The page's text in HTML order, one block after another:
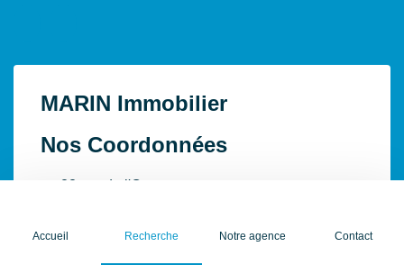
Accueil Recherche Notre agence Contact
MARIN Immobilier
Nos Coordonnées
22 rue de l'Or
Tél. : +33 6 47 99 78 73